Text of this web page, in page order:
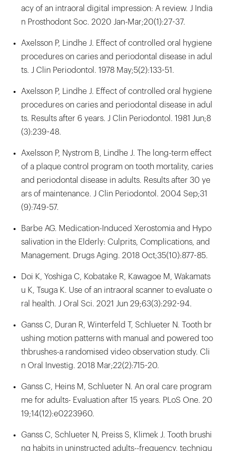
acy of an intraoral digital impression: A review. J India
n Prosthodont Soc. 2020 Jan-Mar;20(1):27-37.
Axelsson P, Lindhe J. Effect of controlled oral hygiene
procedures on caries and periodontal disease in adul
ts. J Clin Periodontol. 1978 May;5(2):133-51.
Axelsson P, Lindhe J. Effect of controlled oral hygiene
procedures on caries and periodontal disease in adul
ts. Results after 6 years. J Clin Periodontol. 1981 Jun;8
(3):239-48.
Axelsson P, Nystrom B, Lindhe J. The long-term effect
of a plaque control program on tooth mortality, caries
and periodontal disease in adults. Results after 30 ye
ars of maintenance. J Clin Periodontol. 2004 Sep;31
(9):749-57.
Barbe AG. Medication-Induced Xerostomia and Hypo
salivation in the Elderly: Culprits, Complications, and
Management. Drugs Aging. 2018 Oct;35(10):877-85.
Doi K, Yoshiga C, Kobatake R, Kawagoe M, Wakamats
u K, Tsuga K. Use of an intraoral scanner to evaluate o
ral health. J Oral Sci. 2021 Jun 29;63(3):292-94.
Ganss C, Duran R, Winterfeld T, Schlueter N. Tooth br
ushing motion patterns with manual and powered too
thbrushes-a randomised video observation study. Cli
n Oral Investig. 2018 Mar;22(2):715-20.
Ganss C, Heins M, Schlueter N. An oral care program
me for adults- Evaluation after 15 years. PLoS One. 20
19;14(12):e0223960.
Ganss C, Schlueter N, Preiss S, Klimek J. Tooth brushi
ng habits in uninstructed adults--frequency, techniqu